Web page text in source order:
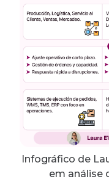
Infográfico de
em análise